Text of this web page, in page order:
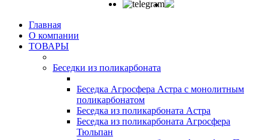
Главная
О компании
ТОВАРЫ
Беседки из поликарбоната
Беседка Агросфера Астра с монолитным
поликарбонатом
Беседка из поликарбоната Астра
Беседка из поликарбоната Агросфера
Тюльпан